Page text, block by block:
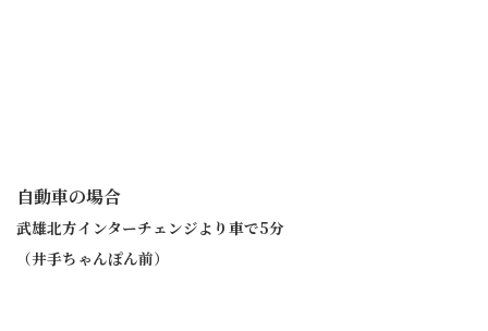
自動車の場合
武雄北方インターチェンジより車で5分
（井手ちゃんぽん前）